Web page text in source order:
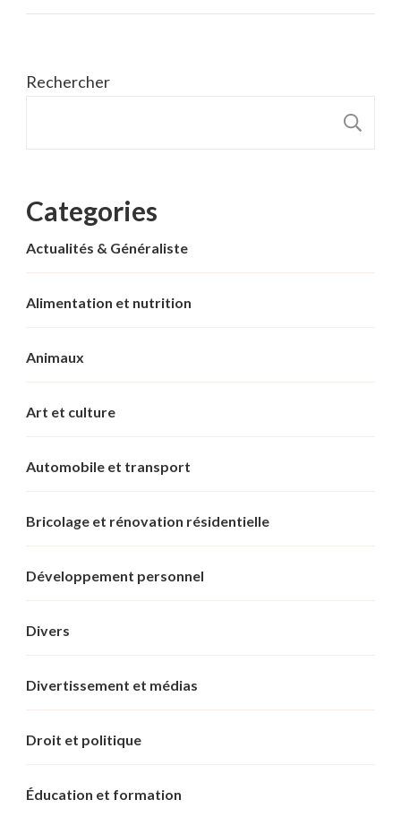
Rechercher
Categories
Actualités & Généraliste
Alimentation et nutrition
Animaux
Art et culture
Automobile et transport
Bricolage et rénovation résidentielle
Développement personnel
Divers
Divertissement et médias
Droit et politique
Éducation et formation